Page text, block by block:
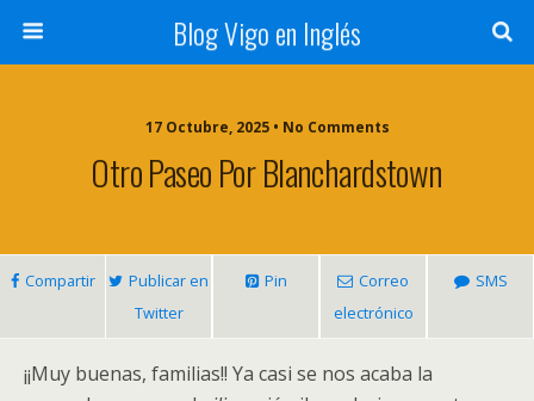
Blog Vigo en Inglés
17 Octubre, 2025 • No Comments
Otro Paseo Por Blanchardstown
Compartir
Publicar en
Twitter
Pin
Correo
electrónico
SMS
¡¡Muy buenas, familias!! Ya casi se nos acaba la